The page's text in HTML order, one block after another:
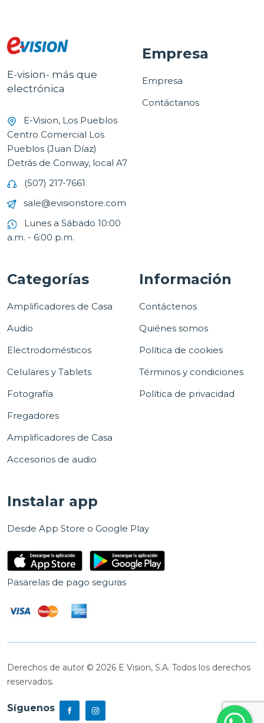
E-vision- más que
electrónica
E-Vision, Los Pueblos
Centro Comercial Los
Pueblos (Juan Díaz)
Detrás de Conway, local A7
(507) 217-7661
sale@evisionstore.com
Lunes a Sábado 10:00
a.m. - 6:00 p.m.
Empresa
Empresa
Contáctanos
Categorías
Amplificadores de Casa
Audio
Electrodomésticos
Celulares y Tablets
Fotografía
Fregadores
Amplificadores de Casa
Accesorios de audio
Información
Contáctenos
Quiénes somos
Política de cookies
Términos y condiciones
Política de privacidad
Instalar app
Desde App Store o Google Play
Pasarelas de pago seguras
Derechos de autor © 2026 E Vision, S.A. Todos los derechos
reservados.
Síguenos